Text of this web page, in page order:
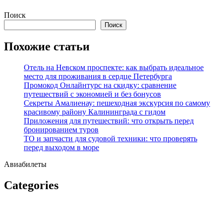
Перейти
содержимому
Поиск
Поиск
Похожие статьи
Отель на Невском проспекте: как выбрать идеальное
место для проживания в сердце Петербурга
Промокод Онлайнтурс на скидку: сравнение
путешествий с экономией и без бонусов
Секреты Амалиенау: пешеходная экскурсия по самому
красивому району Калининграда с гидом
Приложения для путешествий: что открыть перед
бронированием туров
ТО и запчасти для судовой техники: что проверять
перед выходом в море
Авиабилеты
Categories